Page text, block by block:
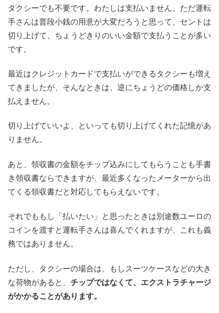
タクシーでも不要です。わたしは支払いません。ただ運転
手さんは普段小銭の用意が大変だろうと思って、セントは
切り上げて、ちょうどきりのいい金額で支払うことが多い
です。
最近はクレジットカードで支払いができるタクシーも増え
てきましたが、そんなときは、逆にちょうどの価格しか支
払えません。
切り上げていいよ、といっても切り上げてくれた記憶があ
りません。
あと、領収書の金額をチップ込みにしてもらうことも手書
き領収書ならできますが、最近多くなったメーターから出
てくる領収書だと対応してもらえないです。
それでももし「払いたい」と思ったときは別途数ユーロの
コインを渡すと運転手さんは喜んでくれますが、これも義
務ではありません。
ただし、タクシーの場合は、もしスーツケースなどの大き
な荷物があると、 チップではなくて、エクストラチャージ
がかかることがあります。